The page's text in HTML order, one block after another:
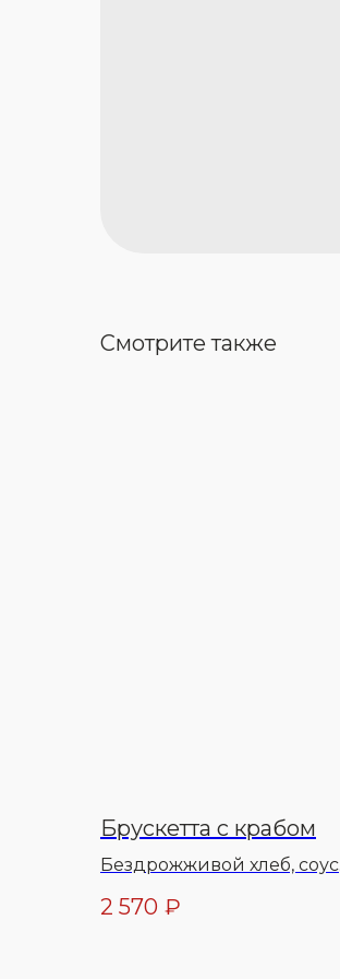
Смотрите также
Брускетта с крабом
Бездрожживой хлеб, соус
масло оливковое, икра
2 570 ₽